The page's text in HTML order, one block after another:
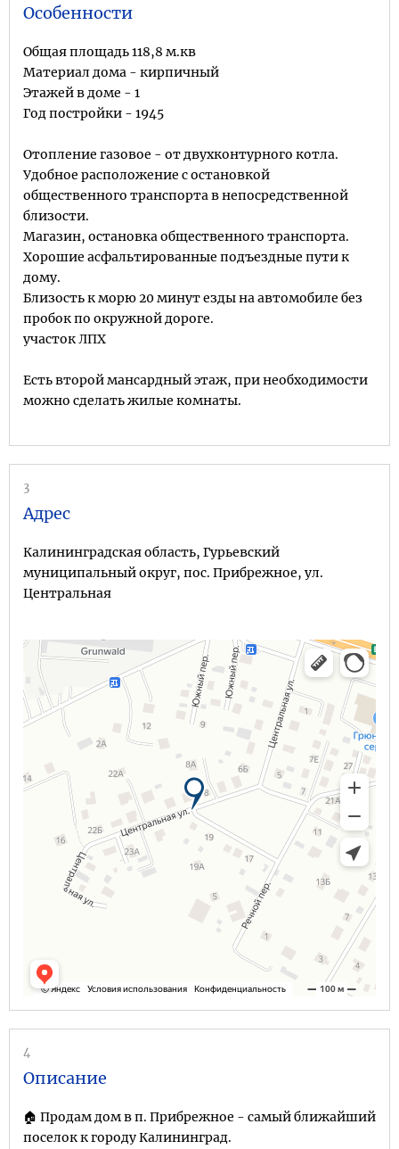
Особенности
Общая площадь 118,8 м.кв
Материал дома - кирпичный
Этажей в доме - 1
Год постройки - 1945
Отопление газовое - от двухконтурного котла.
Удобное расположение с остановкой
общественного транспорта в непосредственной
близости.
Магазин, остановка общественного транспорта.
Хорошие асфальтированные подъездные пути к
дому.
Близость к морю 20 минут езды на автомобиле без
пробок по окружной дороге.
участок ЛПХ
Есть второй мансардный этаж, при необходимости
можно сделать жилые комнаты.
3
Адрес
Калининградская область, Гурьевский
муниципальный округ, пос. Прибрежное, ул.
Центральная
4
Описание
🏠 Пpoдам дом в п. Прибрежное - самый ближайший
поселок к городу Калининград.